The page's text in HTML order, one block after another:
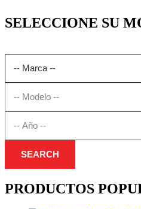
SELECCIONE SU
SEARCH
PRODUCTOS